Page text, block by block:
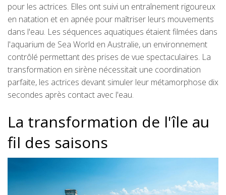
pour les actrices. Elles ont suivi un entraînement rigoureux
en natation et en apnée pour maîtriser leurs mouvements
dans l'eau. Les séquences aquatiques étaient filmées dans
l'aquarium de Sea World en Australie, un environnement
contrôlé permettant des prises de vue spectaculaires. La
transformation en sirène nécessitait une coordination
parfaite, les actrices devant simuler leur métamorphose dix
secondes après contact avec l'eau.
La transformation de l'île au
fil des saisons